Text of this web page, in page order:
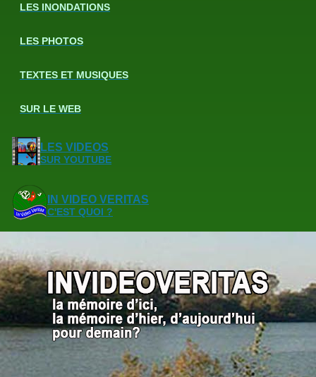
LES INONDATIONS
LES PHOTOS
TEXTES ET MUSIQUES
SUR LE WEB
LES VIDEOS
SUR YOUTUBE
IN VIDEO VERITAS
C'EST QUOI ?